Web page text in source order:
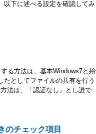
以下に述べる設定を確認してみ
る方法は、基本Windows7と殆
たとしてファイルの共有を行う
法は、「認証なし」とし誰で
のチェック項目